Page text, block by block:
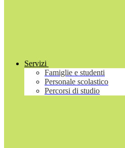
Servizi
Famiglie e studenti
Personale scolastico
Percorsi di studio